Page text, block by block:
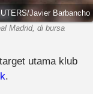
Javier Barbancho
Madrid, di bursa
utama klub
.